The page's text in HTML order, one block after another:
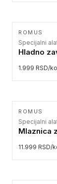
ROMUS
Specijalni
Hladno
1.999 RSD/
ROMUS
Specijalni
Mlaznica
11.999 RSD/